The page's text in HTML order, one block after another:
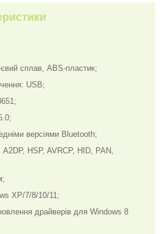
сплав, ABS-пластик;
USB;
версіями Bluetooth;
HSP, AVRCP, HID, PAN,
XP/7/8/10/11;
драйверів для Windows 8